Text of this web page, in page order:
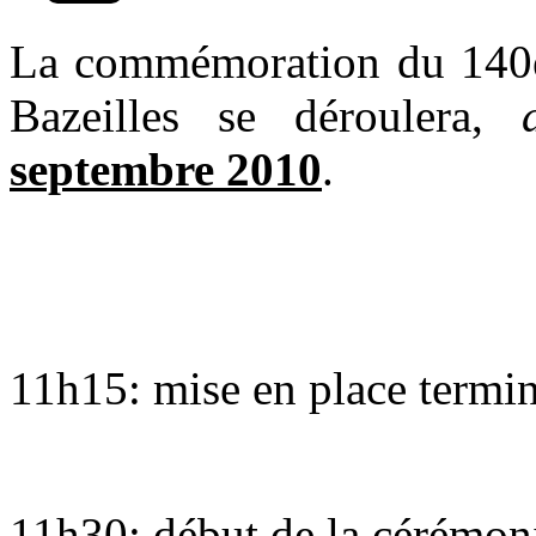
La commémoration du
Bazeilles se déroulera,
septembre 2010.
11h15: mise en place